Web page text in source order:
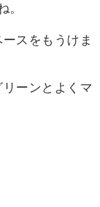
。
スをもうけま
ーンとよくマ